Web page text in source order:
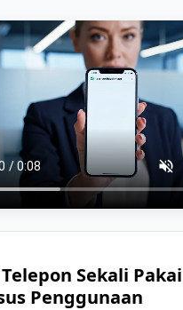
Sekali Pakai
Penggunaan